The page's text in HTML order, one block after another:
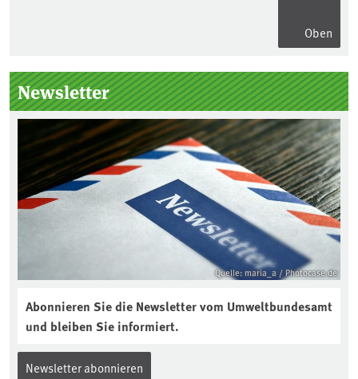
Oben
Seitenleiste
Newsletter
Quelle: maria_a / Photocase.de
Abonnieren Sie die Newsletter vom Umweltbundesamt
und bleiben Sie informiert.
Newsletter abonnieren